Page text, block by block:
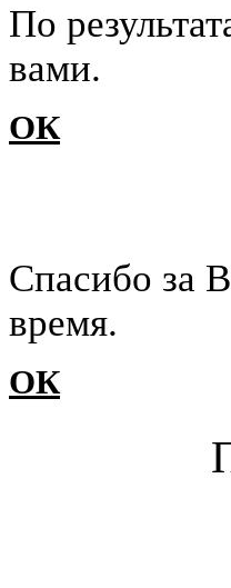
По
вами.
ОК
Cпасибо за
время.
ОК